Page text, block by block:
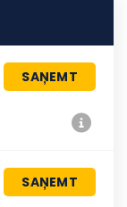
SAŅEMT
SAŅEMT